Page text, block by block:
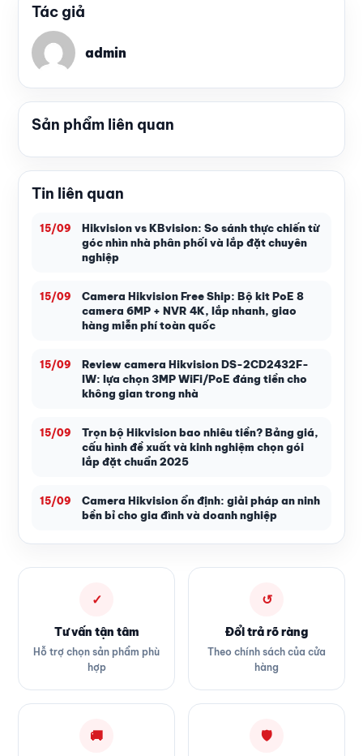
Tác giả
admin
Sản phẩm liên quan
Tin liên quan
15/09
Hikvision vs KBvision: So sánh thực chiến từ
góc nhìn nhà phân phối và lắp đặt chuyên
nghiệp
15/09
Camera Hikvision Free Ship: Bộ kit PoE 8
camera 6MP + NVR 4K, lắp nhanh, giao
hàng miễn phí toàn quốc
15/09
Review camera Hikvision DS-2CD2432F-
IW: lựa chọn 3MP WiFi/PoE đáng tiền cho
không gian trong nhà
15/09
Trọn bộ Hikvision bao nhiêu tiền? Bảng giá,
cấu hình đề xuất và kinh nghiệm chọn gói
lắp đặt chuẩn 2025
15/09
Camera Hikvision ổn định: giải pháp an ninh
bền bỉ cho gia đình và doanh nghiệp
✓
Tư vấn tận tâm
Hỗ trợ chọn sản phẩm phù
hợp
↺
Đổi trả rõ ràng
Theo chính sách của cửa
hàng
🚚 🛡